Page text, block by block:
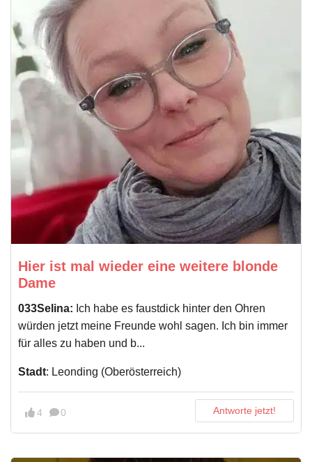
Hier ist mal wieder eine weitere blonde
Dame
033Selina: Ich habe es faustdick hinter den Ohren
würden jetzt meine Freunde wohl sagen. Ich bin immer
für alles zu haben und b...
Stadt: Leonding (Oberösterreich)
4 0 Antworte jetzt!